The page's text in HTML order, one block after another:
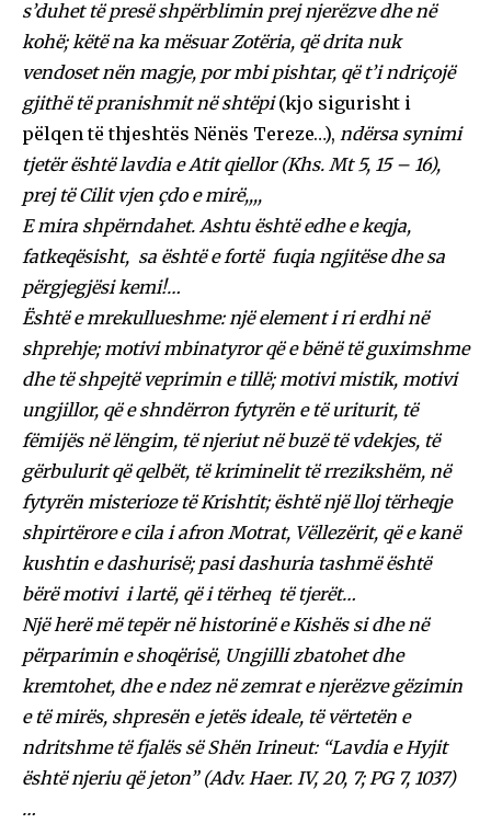
s’duhet të presë shpërblimin prej njerëzve dhe në
kohë; këtë na ka mësuar Zotëria, që drita nuk
vendoset nën magje, por mbi pishtar, që t’i ndriçojë
gjithë të pranishmit në shtëpi(kjo sigurisht i
pëlqen të thjeshtës Nënës Tereze…), ndërsa synimi
tjetër është lavdia e Atit qiellor (Khs. Mt 5, 15 – 16),
prej të Cilit vjen çdo e mirë,,,,
E mira shpërndahet. Ashtu është edhe e keqja,
fatkeqësisht, sa është e fortë fuqia ngjitëse dhe sa
përgjegjësi kemi!…
Është e mrekullueshme: një element i ri erdhi në
shprehje; motivi mbinatyror që e bënë të guximshme
dhe të shpejtë veprimin e tillë; motivi mistik, motivi
ungjillor, që e shndërron fytyrën e të uriturit, të
fëmijës në lëngim, të njeriut në buzë të vdekjes, të
gërbulurit që qelbët, të kriminelit të rrezikshëm, në
fytyrën misterioze të Krishtit; është një lloj tërheqje
shpirtërore e cila i afron Motrat, Vëllezërit, që e kanë
kushtin e dashurisë; pasi dashuria tashmë është
bërë motivi i lartë, që i tërheq të tjerët…
Një herë më tepër në historinë e Kishës si dhe në
përparimin e shoqërisë, Ungjilli zbatohet dhe
kremtohet, dhe e ndez në zemrat e njerëzve gëzimin
e të mirës, shpresën e jetës ideale, të vërtetën e
ndritshme të fjalës së Shën Irineut: “Lavdia e Hyjit
është njeriu që jeton” (Adv. Haer. IV, 20, 7; PG 7, 1037)
…